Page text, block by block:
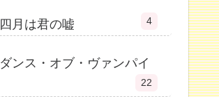
四月は君の嘘 4
ダンス・オブ・ヴァンパイ
22